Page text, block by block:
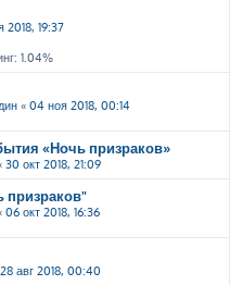
2018, 19:37
1.04%
« 04 ноя 2018, 00:14
«Ночь призраков»
30 окт 2018, 21:09
призраков"
06 окт 2018, 16:36
28 авг 2018, 00:40